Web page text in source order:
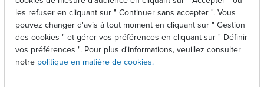
Fil d'Ariane
les refuser en cliquant sur " Continuer sans accepter ". Vous
pouvez changer d'avis à tout moment en cliquant sur " Gestion
des cookies " et gérer vos préférences en cliquant sur " Définir
vos préférences ". Pour plus d'informations, veuillez consulter
notre politique en matière de cookies.